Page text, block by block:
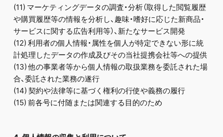
(11) マーケティングデータの調査・分析（取得した閲覧履歴
や購買履歴等の情報を分析し、趣味・嗜好に応じた新商品・
サービスに関する広告利用等）、新たなサービス開発
(12) 利用者の個人情報・属性を個人が特定できない形に統
計処理したデータの作成及びその当社提携会社等への提供
(13) 他の事業者等から個人情報の取扱業務を委託された場
合、委託された業務の遂行
(14) 契約や法律等に基づく権利の行使や義務の履行
(15) 前各号に付随または関連する目的のため